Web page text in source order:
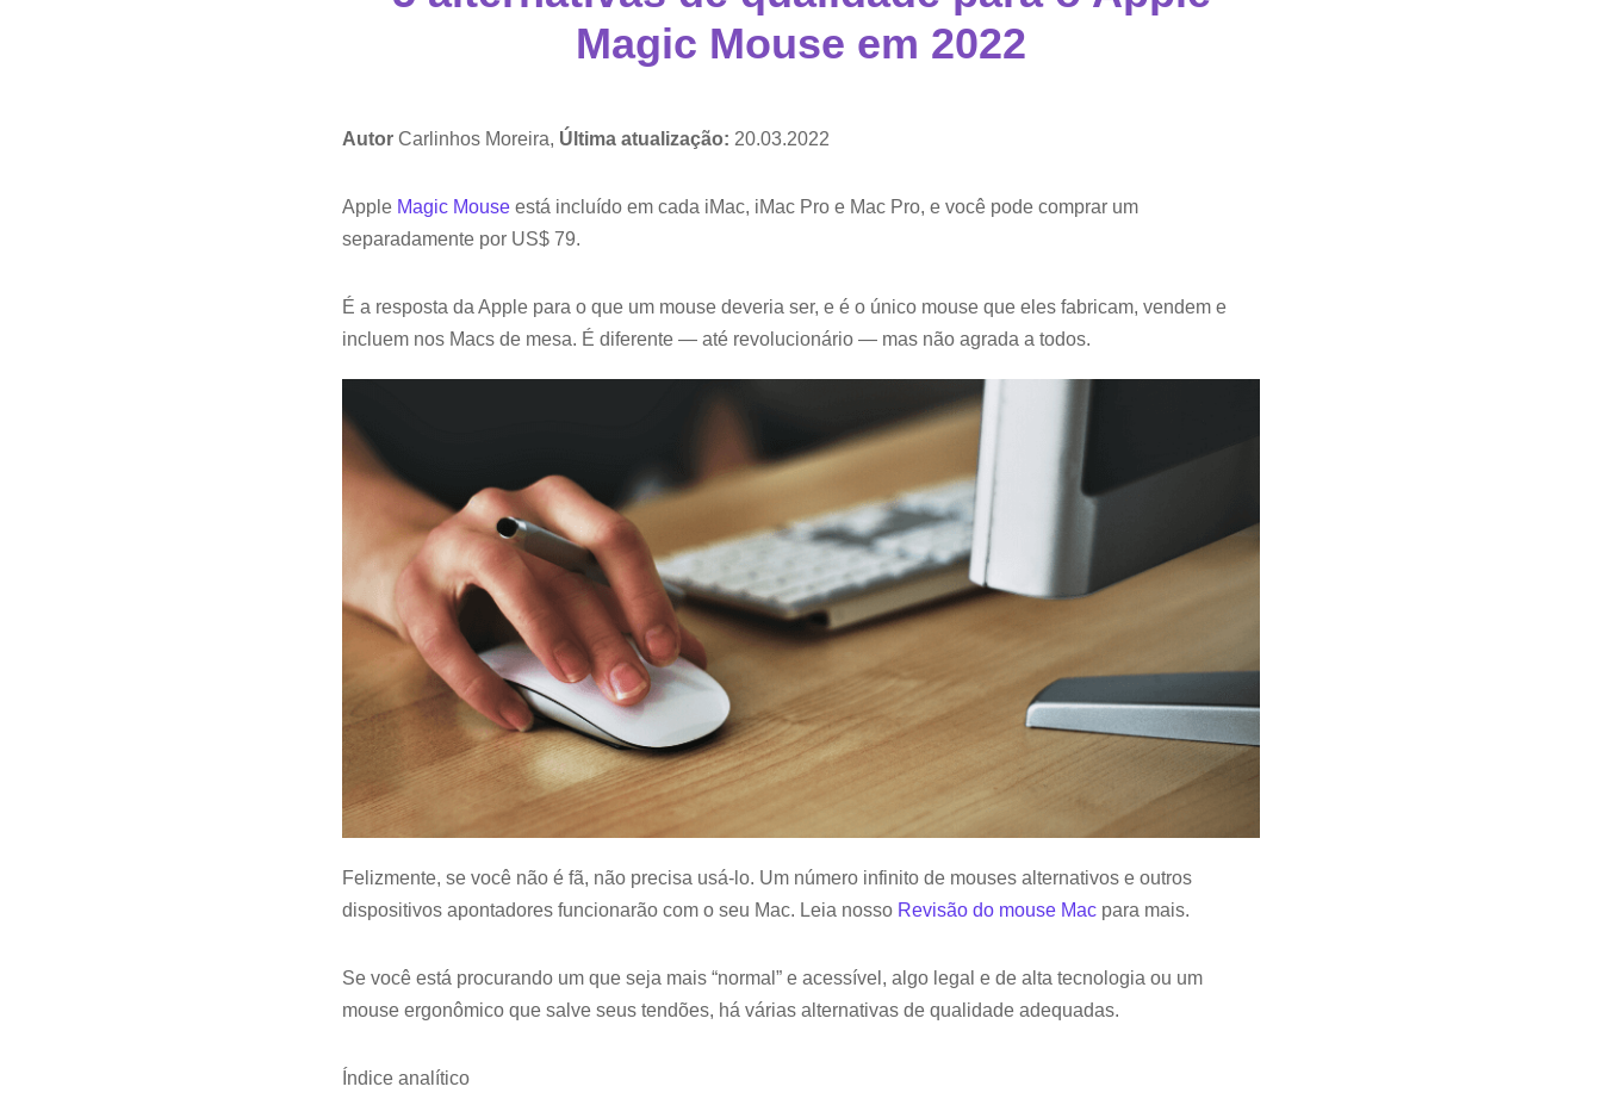
Magic Mouse em 2022
Autor Carlinhos Moreira, Última atualização: 20.03.2022
Apple Magic Mouse está incluído em cada iMac, iMac Pro e Mac Pro, e você pode comprar um
separadamente por US$ 79.
É a resposta da Apple para o que um mouse deveria ser, e é o único mouse que eles fabricam, vendem e
incluem nos Macs de mesa. É diferente — até revolucionário — mas não agrada a todos.
Felizmente, se você não é fã, não precisa usá-lo. Um número infinito de mouses alternativos e outros
dispositivos apontadores funcionarão com o seu Mac. Leia nosso Revisão do mouse Mac para mais.
Se você está procurando um que seja mais “normal” e acessível, algo legal e de alta tecnologia ou um
mouse ergonômico que salve seus tendões, há várias alternativas de qualidade adequadas.
Índice analítico